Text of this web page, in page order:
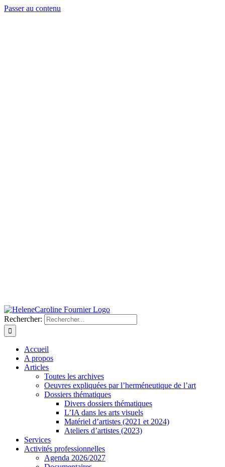
Passer au contenu
Rechercher:
Accueil
A propos
Articles
Toutes les archives
Oeuvres expliquées par l’herméneutique de l’art
Dossiers thématiques
Divers dossiers thématiques
L’IA dans les arts visuels
Matériel d’artistes (2021 et 2024)
Ateliers d’artistes (2023)
Services
Activités professionnelles
Agenda 2026/2027